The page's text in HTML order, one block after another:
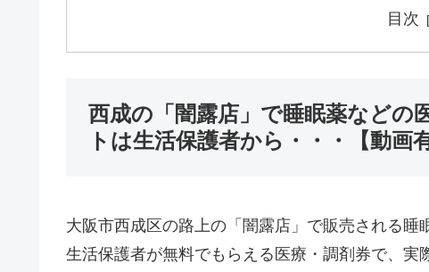
目次
西成の「闇露店」で睡眠薬などの
トは生活保護者から・・・【動画有
大阪市西成区の路上の「闇露店」で販売される
生活保護者が無料でもらえる医療・調剤券で、